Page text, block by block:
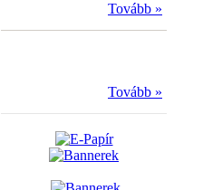
Tovább »
Tovább »